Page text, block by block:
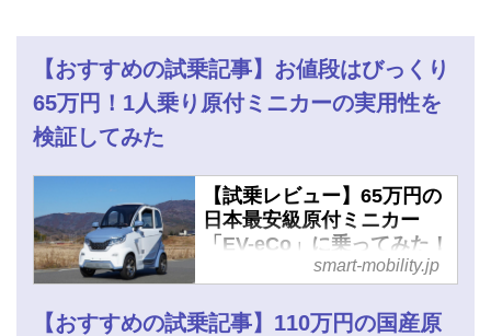
【おすすめの試乗記事】お値段はびっくり
65万円！1人乗り原付ミニカーの実用性を
検証してみた
【試乗レビュー】65万円の
日本最安級原付ミニカー
「EV-eCo」に乗ってみた！
大胆に割り切った1人乗り
リティJP
smart-mobility.jp
【おすすめの試乗記事】110万円の国産原